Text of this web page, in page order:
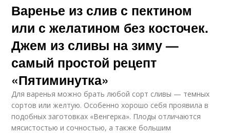
Варенье из слив с пектином
или с желатином без косточек.
Джем из сливы на зиму —
самый простой рецепт
«Пятиминутка»
Для варенья можно брать любой сорт сливы — темных
сортов или желтую. Особенно хорошо себя проявила в
подобных заготовках «Венгерка». Плоды отличаются
мясистостью и сочностью, а также большим